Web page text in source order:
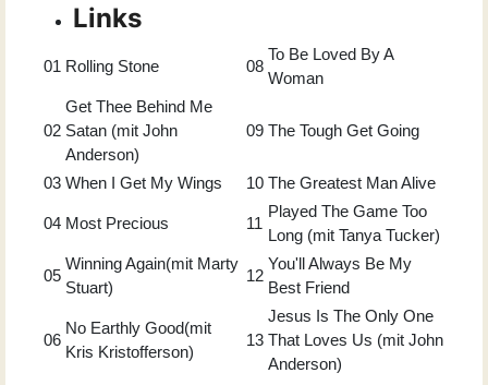
Links
01 Rolling Stone 08
To Be Loved By A
Woman
02
Get Thee Behind Me
Satan (mit John
Anderson)
09 The Tough Get Going
03 When I Get My Wings 10 The Greatest Man Alive
04 Most Precious 11
Played The Game Too
Long (mit Tanya Tucker)
05
Winning Again(mit Marty
Stuart)
12
You'll Always Be My
Best Friend
06
No Earthly Good(mit
Kris Kristofferson)
13
Jesus Is The Only One
That Loves Us (mit John
Anderson)